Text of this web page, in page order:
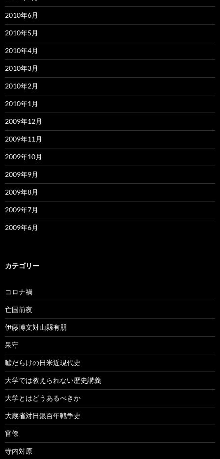
2010年6月
2010年5月
2010年4月
2010年3月
2010年2月
2010年1月
2009年12月
2009年11月
2009年10月
2009年9月
2009年8月
2009年7月
2009年6月
カテゴリー
コロナ禍
亡国前夜
伊藤博文対山縣有朋
呆守
嘘だらけの日米近現代史
大学では教えられない歴史講義
大学とはどうあるべきか
大蔵省対日銀百年戦争史
官僚
寺内対原